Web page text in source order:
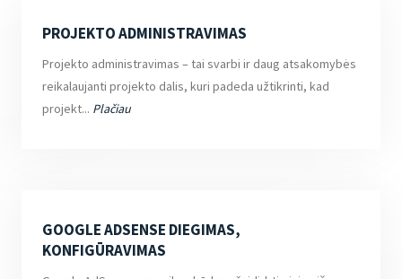
PROJEKTO ADMINISTRAVIMAS
Projekto administravimas – tai svarbi ir daug atsakomybės
reikalaujanti projekto dalis, kuri padeda užtikrinti, kad
projekt... Plačiau
GOOGLE ADSENSE DIEGIMAS,
KONFIGŪRAVIMAS